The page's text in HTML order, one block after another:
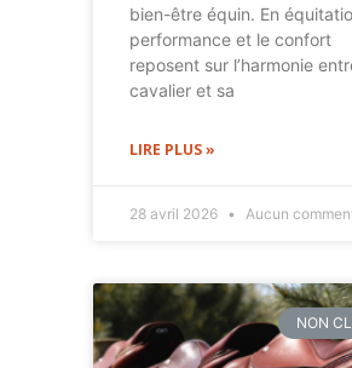
bien-être équin. En
performance et le confort
reposent sur l’harmonie
cavalier et sa
LIRE PLUS »
28 avril 2026 Aucun
NON